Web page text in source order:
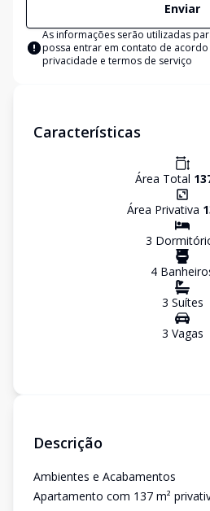
Enviar
As informações serão utilizadas
possa entrar em contato de acordo
privacidade e termos de serviço
Características
Área Total
Área Privativa
3
4 Banheiro
3 Suítes
3 Vagas
Descrição
Ambientes e Acabamentos
Apartamento com 137 m²